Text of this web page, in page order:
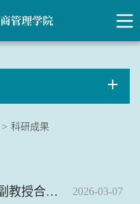
> 科研成果
我院万威副教授与向镜洁副教授合作论文在Transport Policy发表 2026-03-07